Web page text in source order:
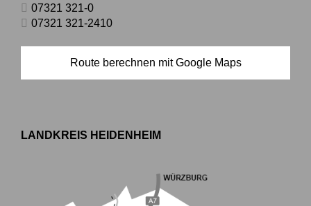
07321 321-0
07321 321-2410
Route berechnen mit Google Maps
LANDKREIS HEIDENHEIM